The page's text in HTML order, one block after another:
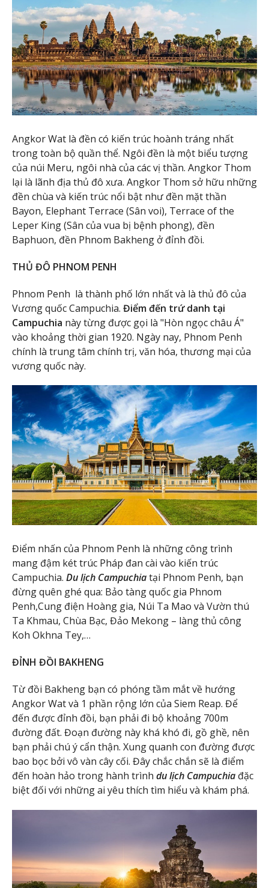
Angkor Wat là đền có kiến trúc hoành tráng nhất
trong toàn bộ quần thể. Ngôi đền là một biểu tượng
của núi Meru, ngôi nhà của các vị thần. Angkor Thom
lại là lãnh địa thủ đô xưa. Angkor Thom sở hữu những
đền chùa và kiến trúc nổi bật như đền mặt thần
Bayon, Elephant Terrace (Sân voi), Terrace of the
Leper King (Sân của vua bị bệnh phong), đền
Baphuon, đền Phnom Bakheng ở đỉnh đồi.
THỦ ĐÔ PHNOM PENH
Phnom Penh là thành phố lớn nhất và là thủ đô của
Vương quốc Campuchia. Điểm đến trứ danh tại
Campuchia này từng được gọi là "Hòn ngọc châu Á"
vào khoảng thời gian 1920. Ngày nay, Phnom Penh
chính là trung tâm chính trị, văn hóa, thương mại của
vương quốc này.
Điểm nhấn của Phnom Penh là những công trình
mang đậm két trúc Pháp đan cài vào kiến trúc
Campuchia. Du lịch Campuchiatại Phnom Penh, bạn
đừng quên ghé qua: Bảo tàng quốc gia Phnom
Penh,Cung điện Hoàng gia, Núi Ta Mao và Vườn thú
Ta Khmau, Chùa Bạc, Đảo Mekong – làng thủ công
Koh Okhna Tey,…
ĐỈNH ĐỒI BAKHENG
Từ đồi Bakheng bạn có phóng tầm mắt về hướng
Angkor Wat và 1 phần rộng lớn của Siem Reap. Để
đến được đỉnh đồi, bạn phải đi bộ khoảng 700m
đường đất. Đoạn đường này khá khó đi, gồ ghề, nên
bạn phải chú ý cẩn thận. Xung quanh con đường được
bao bọc bởi vô vàn cây cối. Đây chắc chắn sẽ là điểm
đến hoàn hảo trong hành trình du lịch Campuchia đặc
biệt đối với những ai yêu thích tìm hiểu và khám phá.